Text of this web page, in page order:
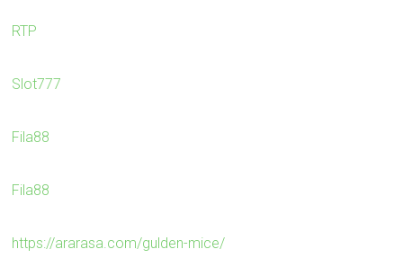
RTP
Slot777
Fila88
Fila88
https://ararasa.com/gulden-mice/